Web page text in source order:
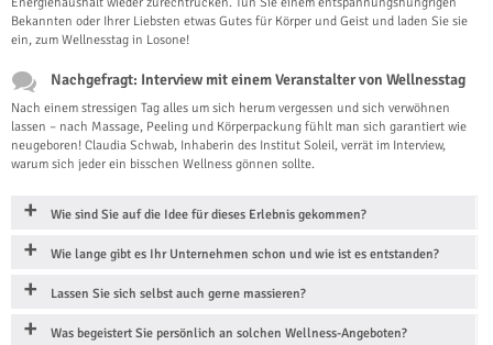
Bekannten oder Ihrer Liebsten etwas Gutes für Körper und Geist und laden Sie sie
ein, zum Wellnesstag in Losone!
Nachgefragt: Interview mit einem Veranstalter von Wellnesstag
Nach einem stressigen Tag alles um sich herum vergessen und sich verwöhnen
lassen – nach Massage, Peeling und Körperpackung fühlt man sich garantiert wie
neugeboren! Claudia Schwab, Inhaberin des Institut Soleil, verrät im Interview,
warum sich jeder ein bisschen Wellness gönnen sollte.
Wie sind Sie auf die Idee für dieses Erlebnis gekommen?
Wie lange gibt es Ihr Unternehmen schon und wie ist es entstanden?
Lassen Sie sich selbst auch gerne massieren?
Was begeistert Sie persönlich an solchen Wellness-Angeboten?